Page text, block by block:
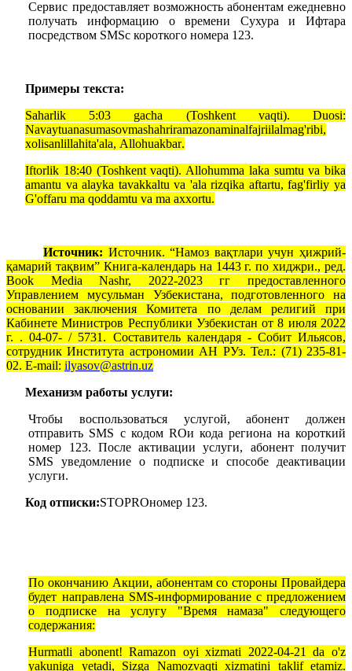
Сервис предоставляет возможность абонентам ежедневно
получать информацию о времени Сухура и Ифтара
посредством SMScкороткого номера 123.
Примеры текста:
Saharlik 5:03 gacha (Toshkent vaqti).Duosi:
Navaytuanasumasovmashahriramazonaminalfajriilalmag'ribi,
xolisanlillahita'ala, Allohuakbar.
Iftorlik 18:40 (Toshkent vaqti). Allohumma laka sumtu va bika
amantu va alayka tavakkaltu va 'ala rizqika aftartu, fag'firliy ya
G'offaru ma qoddamtu va ma axxortu.
Источник: Источник. “Намоз вақтлари учун ҳижрий-
қамарий тақвим” Книга-календарь на 1443 г. по хиджри., ред.
Book Media Nashr, 2022-2023 гг предоставленного
Управлением мусульман Узбекистана, подготовленного на
основании заключения Комитета по делам религий при
Кабинете Министров Республики Узбекистан от 8 июля 2022
г. . 04-07- / 5731. Составитель календаря - Собит Ильясов,
сотрудник Института астрономии АН РУз. Тел.: (71) 235-81-
02. E-mail: ilyasov@astrin.uz
Механизм работы услуги:
Чтобы воспользоваться услугой, абонент должен
отправить SMS с кодом ROи кода региона на короткий
номер 123. После активации услуги, абонент получит
SMS уведомление о подписке и способе деактивации
услуги.
Код отписки:STOPROномер 123.
По окончанию Акции, абонентам со стороны Провайдера
будет направлена SMS-информирование с предложением
о подписке на услугу "Время намаза" следующего
содержания:
Hurmatli abonent! Ramazon oyi xizmati 2022-04-21 da o'z
yakuniga yetadi, Sizga Namozvaqtixizmatini taklif etamiz.